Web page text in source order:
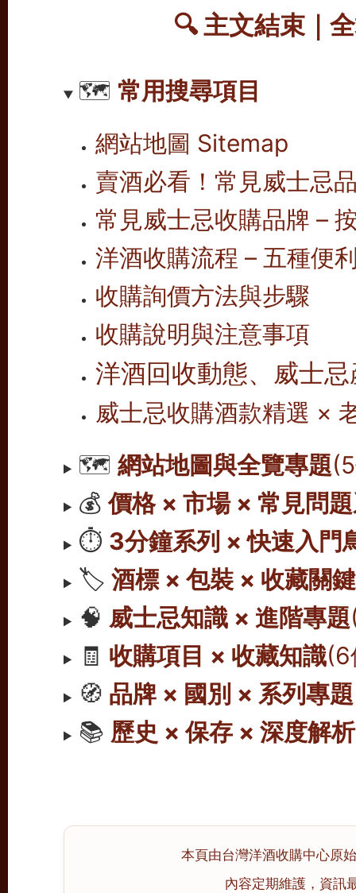
🔍 主文結束｜
🗺️ 常用搜尋項目
網站地圖 Sitemap
賣酒必看！常見威士忌
常見威士忌收購品牌 –
洋酒收購流程 – 五種便
收購詢價方法與步驟
收購說明與注意事項
洋酒回收動態、威士
威士忌收購酒款精選 ×
🗺️網站地圖與全覽專題
💰價格 × 市場 × 常見問
⏱️ 3分鐘系列 × 快速入門
🏷️酒標 × 包裝 × 收藏關鍵
🧠 威士忌知識 × 進階專題
🧾 收購項目 × 收藏知識(6
🧭 品牌 × 國別 × 系列專題
📚 歷史 × 保存 × 深度解析
本頁由台灣洋酒收購中心原
內容定期維護，資訊